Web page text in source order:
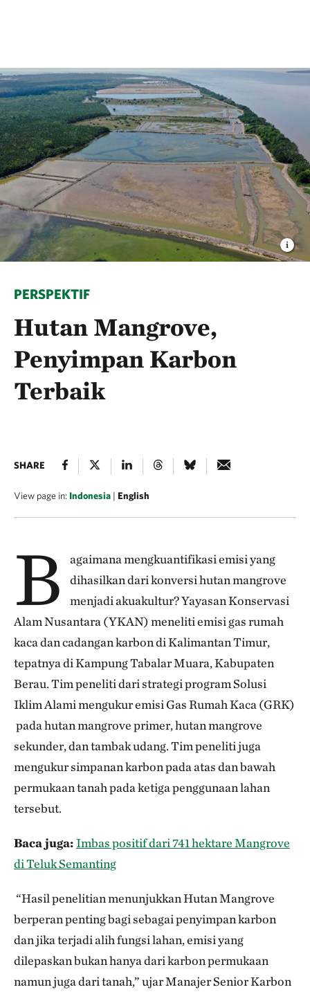
PERSPEKTIF
Hutan Mangrove,
Penyimpan Karbon
Terbaik
SHARE
View page in: Indonesia | English
B
agaimana mengkuantifikasi emisi yang
dihasilkan dari konversi hutan mangrove
menjadi akuakultur? Yayasan Konservasi
Alam Nusantara (YKAN) meneliti emisi gas rumah
kaca dan cadangan karbon di Kalimantan Timur,
tepatnya di Kampung Tabalar Muara, Kabupaten
Berau. Tim peneliti dari strategi program Solusi
Iklim Alami mengukur emisi Gas Rumah Kaca (GRK)
pada hutan mangrove primer, hutan mangrove
sekunder, dan tambak udang. Tim peneliti juga
mengukur simpanan karbon pada atas dan bawah
permukaan tanah pada ketiga penggunaan lahan
tersebut.
Baca juga: Imbas positif dari 741 hektare Mangrove
di Teluk Semanting
“Hasil penelitian menunjukkan Hutan Mangrove
berperan penting bagi sebagai penyimpan karbon
dan jika terjadi alih fungsi lahan, emisi yang
dilepaskan bukan hanya dari karbon permukaan
namun juga dari tanah,” ujar Manajer Senior Karbon